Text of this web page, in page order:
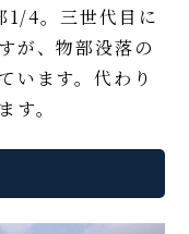
4。三世代目に
が、物部没落の
います。代わり
す。